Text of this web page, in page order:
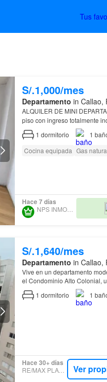
Tus
S/.1,000/mes
Departamento in Callao,
piso con ingreso totalmente
1 dormitorio 1
Cocina equipada Gas
Hace 7 días
NPS INMOBILIARIA
S/.1,640/mes
Departamento in Callao,
Vive en un departamento
el Condominio Alto Colonial,
1 dormitorio 1
Hace 30+ días
RE/MAX PLATINUM Ver